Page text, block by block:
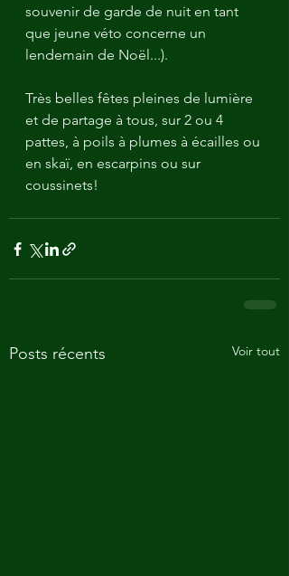
souvenir de garde de nuit en tant
que jeune véto concerne un
lendemain de Noël...).
Très belles fêtes pleines de lumière
et de partage à tous, sur 2 ou 4
pattes, à poils à plumes à écailles ou
en skaï, en escarpins ou sur
coussinets!
Posts récents Voir tout